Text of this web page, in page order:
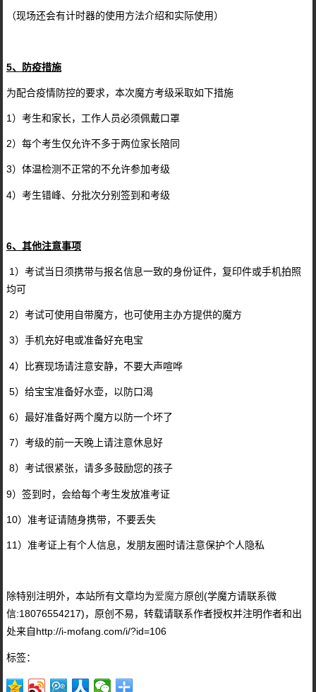
（现场还会有计时器的使用方法介绍和实际使用）
5、防疫措施
为配合疫情防控的要求，本次魔方考级采取如下措施
1）考生和家长，工作人员必须佩戴口罩
2）每个考生仅允许不多于两位家长陪同
3）体温检测不正常的不允许参加考级
4）考生错峰、分批次分别签到和考级
6、其他注意事项
1）考试当日须携带与报名信息一致的身份证件，复印件或手机拍照
均可
2）考试可使用自带魔方，也可使用主办方提供的魔方
3）手机充好电或准备好充电宝
4）比赛现场请注意安静，不要大声喧哗
5）给宝宝准备好水壶，以防口渴
6）最好准备好两个魔方以防一个坏了
7）考级的前一天晚上请注意休息好
8）考试很紧张，请多多鼓励您的孩子
9）签到时，会给每个考生发放准考证
10）准考证请随身携带，不要丢失
11）准考证上有个人信息，发朋友圈时请注意保护个人隐私
除特别注明外，本站所有文章均为爱魔方原创(学魔方请联系微
信:18076554217)，原创不易，转载请联系作者授权并注明作者和出
处来自http://i-mofang.com/i/?id=106
标签：